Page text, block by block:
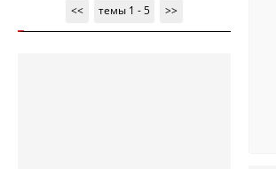
<<
темы 1 - 5 >>